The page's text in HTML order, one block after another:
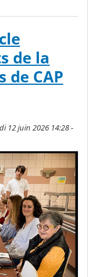
de la
de CAP
12 juin 2026 14:28 -